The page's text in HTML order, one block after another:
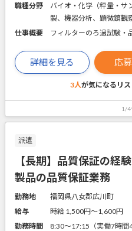
職種分野
バイオ・化学（秤量・サ
製、機器分析、顕微鏡観
仕事概要
フィルターのろ過試験・
詳細を見る 応
3人が気になるリス
1/4
派遣
【長期】品質保証の経
製品の品質保証業務
勤務地
福岡県八女郡広川町
給与
時給 1,500円〜1,600円
勤務時間
8:30～17:15（実働7時間